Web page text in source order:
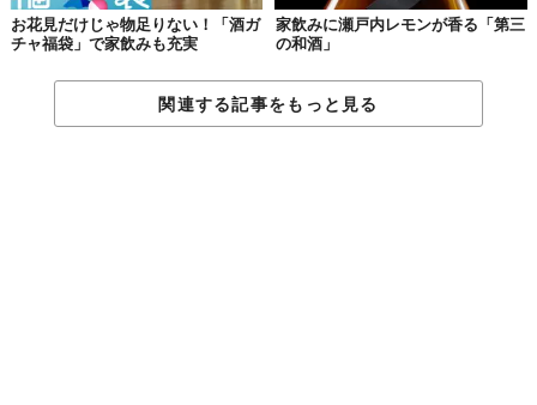
は、紅茶を入れてフレーバーティーにする飲み方もある。
●番外として、「飲み足りない」という人は、もちろん、注ぐ用に
用意しておいた日本酒をそのまま飲んだっていいわけだ。
お花見だけじゃ物足りない！「酒ガ
チャ福袋」で家飲みも充実
家飲みに瀬戸内レモンが香る「第三
の和酒」
関連する記事をもっと見る